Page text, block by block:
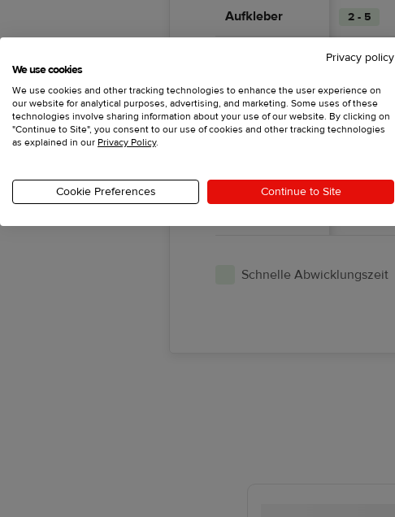
Aufkleber 2 - 5
-
Tassen 2 - 5
Trinkgefäße 2 - 5
Schuhe -
Schnelle Abwicklungszeit
Privacy policy
We use cookies
We use cookies and other tracking technologies to enhance the user experience on
our website for analytical purposes, advertising, and marketing. Some uses of these
technologies involve sharing information about your use of our website. By clicking on
"Continue to Site", you consent to our use of cookies and other tracking technologies
as explained in our Privacy Policy.
Cookie Preferences Continue to Site